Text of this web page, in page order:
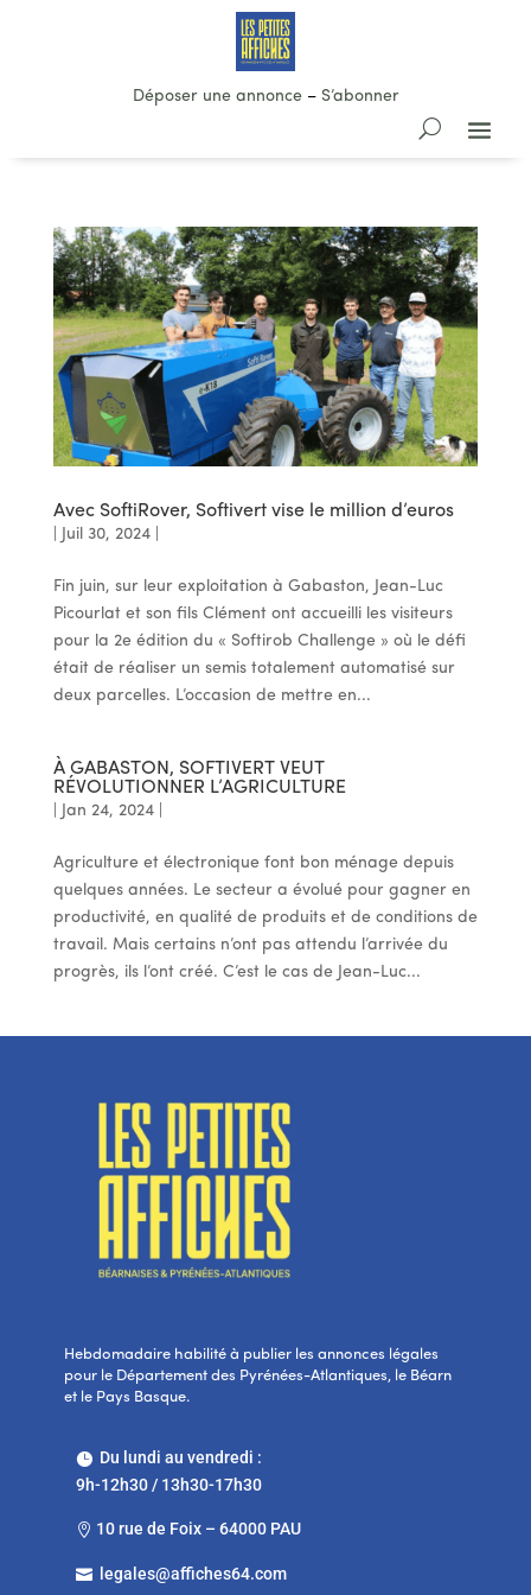
Déposer une annonce– S’abonner
Avec SoftiRover, Softivert vise le million d’euros
Juil 30, 2024|
Fin juin, sur leur exploitation à Gabaston, Jean-Luc
Picourlat et son fils Clément ont accueilli les visiteurs
pour la 2e édition du « Softirob Challenge » où le défi
était de réaliser un semis totalement automatisé sur
deux parcelles. L’occasion de mettre en...
À GABASTON, SOFTIVERT VEUT
RÉVOLUTIONNER L’AGRICULTURE
Jan 24, 2024|
Agriculture et électronique font bon ménage depuis
quelques années. Le secteur a évolué pour gagner en
productivité, en qualité de produits et de conditions de
travail. Mais certains n’ont pas attendu l’arrivée du
progrès, ils l’ont créé. C’est le cas de Jean-Luc...
Hebdomadaire habilité à publier les annonces légales
pour le Département des Pyrénées-Atlantiques, le Béarn
et le Pays Basque.
Du lundi au vendredi :
9h-12h30 / 13h30-17h30
 10 rue de Foix – 64000 PAU
 legales@affiches64.com